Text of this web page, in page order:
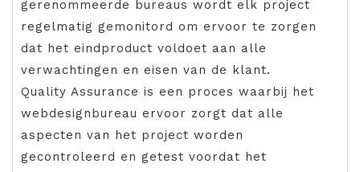
gerenommeerde bureaus wordt elk project
regelmatig gemonitord om ervoor te zorgen
dat het eindproduct voldoet aan alle
verwachtingen en eisen van de klant.
Quality Assurance is een proces waarbij het
webdesignbureau ervoor zorgt dat alle
aspecten van het project worden
gecontroleerd en getest voordat het